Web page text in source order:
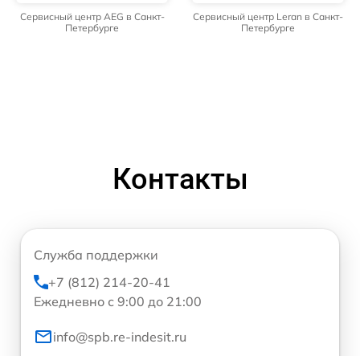
Сервисный центр AEG в Санкт-
Петербурге
Сервисный центр Leran в Санкт-
Петербурге
Контакты
Служба поддержки
+7 (812) 214-20-41
Ежедневно с 9:00 до 21:00
info@spb.re-indesit.ru